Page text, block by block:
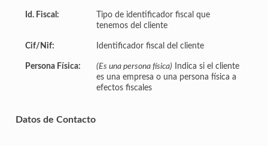
Id. Fiscal:
Tipo de identificador fiscal que
tenemos del cliente
Cif/Nif: Identificador fiscal del cliente
Persona Física: (Es una persona física) Indica si el cliente
es una empresa o una persona física a
efectos fiscales
Datos de Contacto